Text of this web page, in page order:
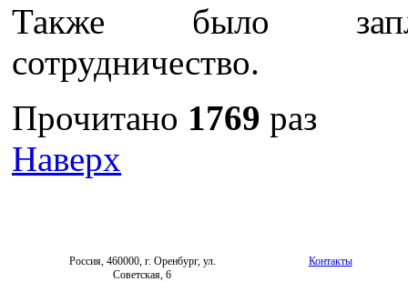
Также было
сотрудничество.
Прочитано 1769 раз
Наверх
Россия, 460000, г. Оренбург, ул.
Советская, 6
Контакты